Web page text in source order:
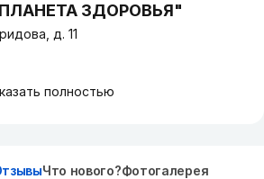
ЗДОРОВЬЯ"
д. 11
полностью
Что нового?Фотогалерея